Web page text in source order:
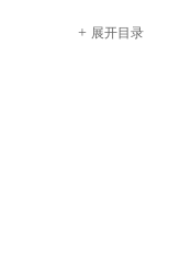
+ 展开目录